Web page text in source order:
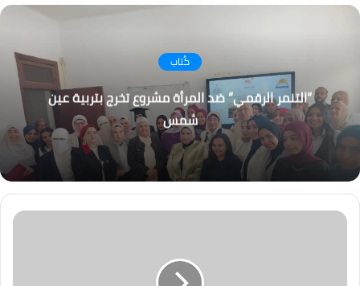
كُتاب
“التنمر الرقمي” ضد المرأة مشروع تخرج بتربية عين
شمس